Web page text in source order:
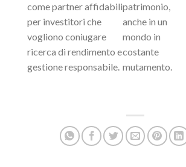
come partner affidabili
per investitori che
vogliono coniugare
ricerca di rendimento e
gestione responsabile.
patrimonio,
anche in un
mondo in
costante
mutamento.